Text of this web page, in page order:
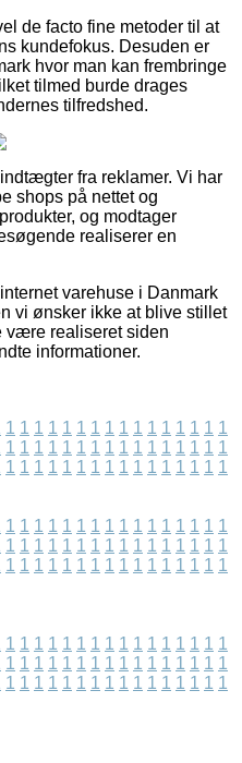
de facto fine metoder til at
kundefokus. Desuden er
hvor man kan frembringe
tilmed burde drages
tilfredshed.
fra reklamer. Vi har
shops på nettet og
og modtager
realiserer en
varehuse i Danmark
vi ønsker ikke at blive stillet
være realiseret siden
informationer.
1 1 1 1 1 1 1 1 1 1 1 1 1 1 1 1
1 1 1 1 1 1 1 1 1 1 1 1 1 1 1 1
1 1 1 1 1 1 1 1 1 1 1 1 1 1 1 1
1 1 1 1 1 1 1 1 1 1 1 1 1 1 1 1
1 1 1 1 1 1 1 1 1 1 1 1 1 1 1 1
1 1 1 1 1 1 1 1 1 1 1 1 1 1 1 1
1 1 1 1 1 1 1 1 1 1 1 1 1 1 1 1
1 1 1 1 1 1 1 1 1 1 1 1 1 1 1 1
1 1 1 1 1 1 1 1 1 1 1 1 1 1 1 1